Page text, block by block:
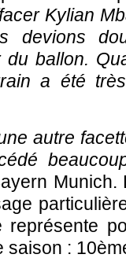
Kylian
devions
ballon.
a été
autre
saison :